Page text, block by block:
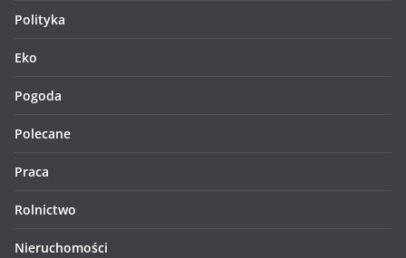
Polityka
Eko
Pogoda
Polecane
Praca
Rolnictwo
Nieruchomości